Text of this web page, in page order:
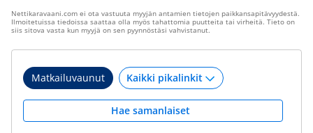
Nettikaravaani.com ei ota vastuuta myyjän antamien tietojen paikkansapitävyydestä.
Ilmoitetuissa tiedoissa saattaa olla myös tahattomia puutteita tai virheitä. Tieto on
siis sitova vasta kun myyjä on sen pyynnöstäsi vahvistanut.
Matkailuvaunut
Hae samanlaiset